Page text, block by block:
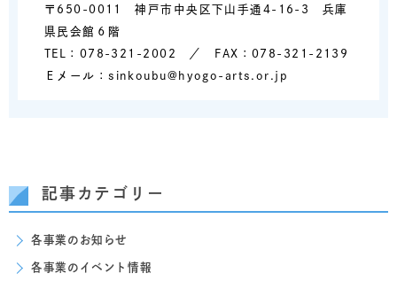
〒650-0011 神戸市中央区下山手通4-16-3 兵庫
県民会館６階
TEL：078-321-2002 ／ FAX：078-321-2139
Ｅメール：sinkoubu@hyogo-arts.or.jp
記事カテゴリー
各事業のお知らせ
各事業のイベント情報